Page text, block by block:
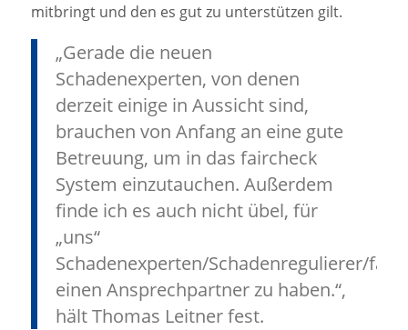
mitbringt und den es gut zu unterstützen gilt.
„Gerade die neuen
Schadenexperten, von denen
derzeit einige in Aussicht sind,
brauchen von Anfang an eine gute
Betreuung, um in das faircheck
System einzutauchen. Außerdem
finde ich es auch nicht übel, für
„uns“
Schadenexperten/Schadenregulierer/
einen Ansprechpartner zu haben.“,
hält Thomas Leitner fest.